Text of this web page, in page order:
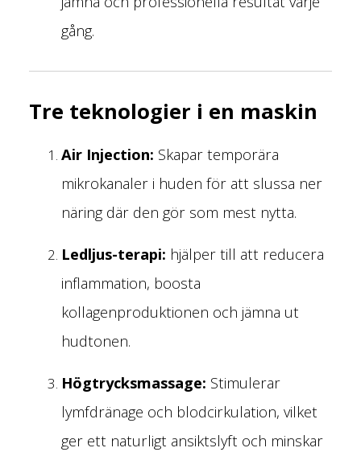
gång.
Tre teknologier i en maskin
Air Injection: Skapar temporära
mikrokanaler i huden för att slussa ner
näring där den gör som mest nytta.
Ledljus-terapi: hjälper till att reducera
inflammation, boosta
kollagenproduktionen och jämna ut
hudtonen.
Högtrycksmassage: Stimulerar
lymfdränage och blodcirkulation, vilket
ger ett naturligt ansiktslyft och minskar